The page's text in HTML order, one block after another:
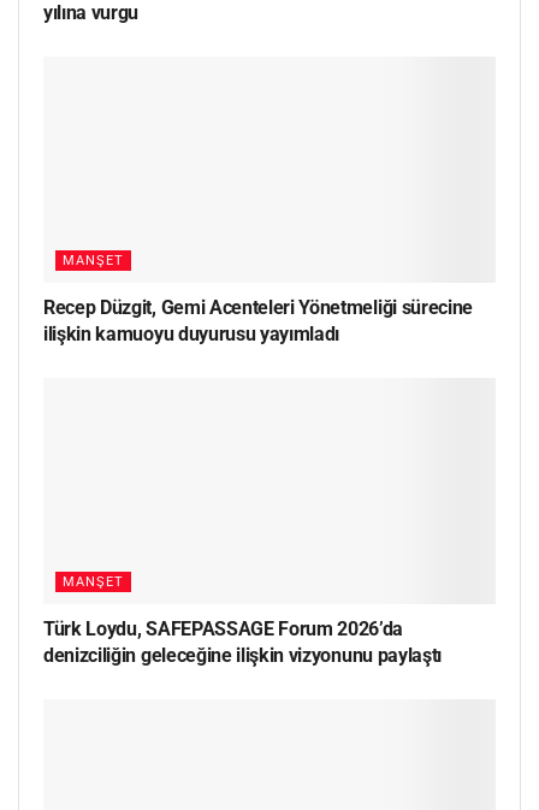
yılına vurgu
MANŞET
Recep Düzgit, Gemi Acenteleri Yönetmeliği sürecine
ilişkin kamuoyu duyurusu yayımladı
MANŞET
Türk Loydu, SAFEPASSAGE Forum 2026’da
denizciliğin geleceğine ilişkin vizyonunu paylaştı